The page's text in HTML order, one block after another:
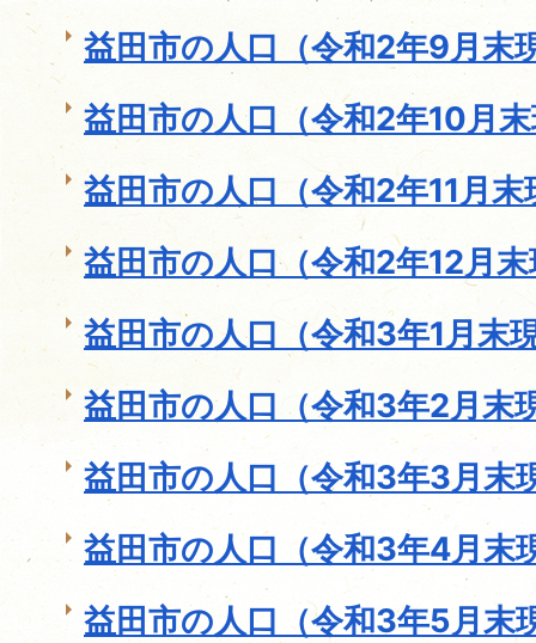
益田市の人口（令和2年9月末
益田市の人口（令和2年10月
益田市の人口（令和2年11月末
益田市の人口（令和2年12月
益田市の人口（令和3年1月末
益田市の人口（令和3年2月末
益田市の人口（令和3年3月末
益田市の人口（令和3年4月末
益田市の人口（令和3年5月末